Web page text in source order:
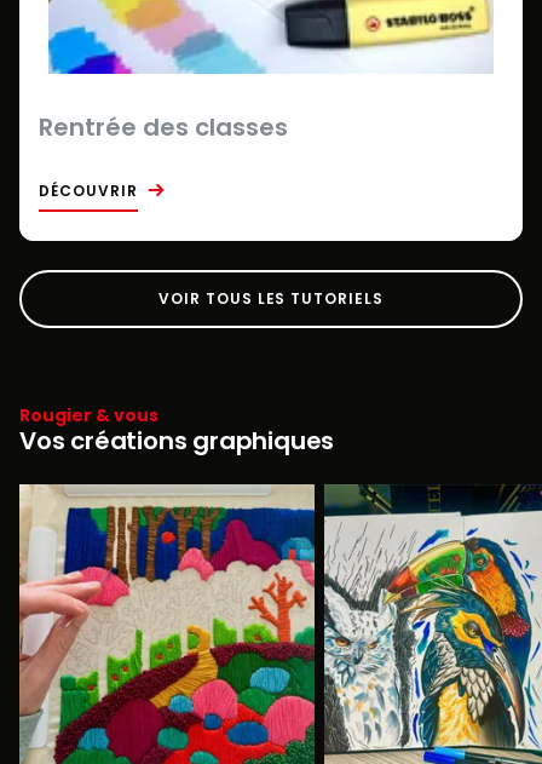
Rentrée des classes
DÉCOUVRIR
VOIR TOUS LES TUTORIELS
Rougier & vous
Vos créations graphiques